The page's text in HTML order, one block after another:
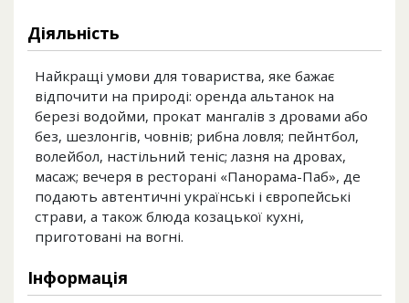
Діяльність
Найкращі умови для товариства, яке бажає
відпочити на природі: оренда альтанок на
березі водойми, прокат мангалів з дровами або
без, шезлонгів, човнів; рибна ловля; пейнтбол,
волейбол, настільний теніс; лазня на дровах,
масаж; вечеря в ресторані «Панорама-Паб», де
подають автентичні українські і європейські
страви, а також блюда козацької кухні,
приготовані на вогні.
Інформація